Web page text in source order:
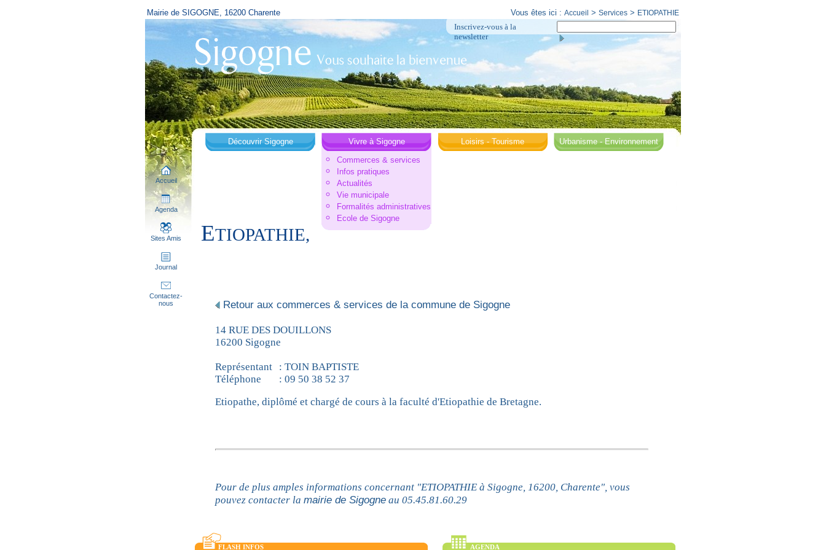
Mairie de SIGOGNE, 16200 Charente Vous êtes ici : Accueil > Services > ETIOPATHIE
Inscrivez-vous à la
newsletter
Accueil
Agenda
Sites Amis
Journal
Contactez-
nous
Découvrir Sigogne
Vivre à Sigogne
Commerces & services
Infos pratiques
Actualités
Vie municipale
Formalités administratives
Ecole de Sigogne
Loisirs - Tourisme Urbanisme - Environnement
ETIOPATHIE,
Retour aux commerces & services de la commune de Sigogne
14 RUE DES DOUILLONS
16200 Sigogne
Représentant
: TOIN BAPTISTE
Téléphone
: 09 50 38 52 37
Etiopathe, diplômé et chargé de cours à la faculté d'Etiopathie de Bretagne.
Pour de plus amples informations concernant "ETIOPATHIE à Sigogne, 16200, Charente", vous
pouvez contacter la mairie de Sigogne au 05.45.81.60.29
FLASH INFOS AGENDA